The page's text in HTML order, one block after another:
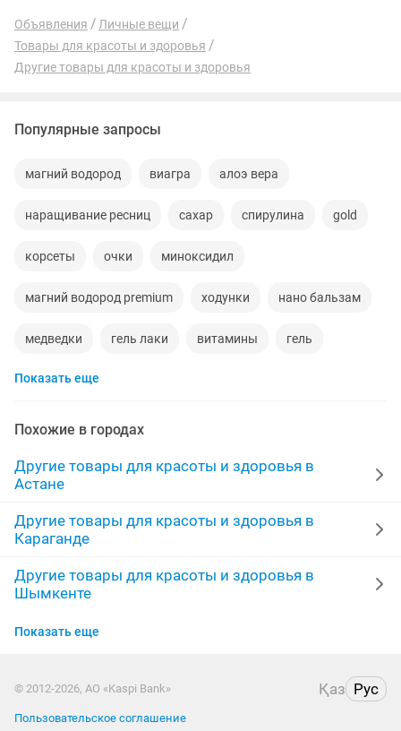
Объявления
Личные вещи
Товары для красоты и здоровья
Другие товары для красоты и здоровья
Популярные запросы
магний водород виагра алоэ вера
наращивание ресниц сахар спирулина gold
корсеты очки миноксидил
магний водород premium ходунки нано бальзам
медведки гель лаки витамины гель
наращивание волос
кальций капсула косметика витамины iherb
прополис
наращивание ногтей здоровье
даю работу
Показать еще
Похожие в городах
Другие товары для красоты и здоровья в
Астане
Другие товары для красоты и здоровья в
Караганде
Другие товары для красоты и здоровья в
Шымкенте
Другие товары для красоты и здоровья в
Другие товары для красоты и здоровья в Актау
Другие товары для красоты и здоровья в
Показать еще
© 2012-2026, АО «Kaspi Bank» Қаз Рус
Пользовательское соглашение